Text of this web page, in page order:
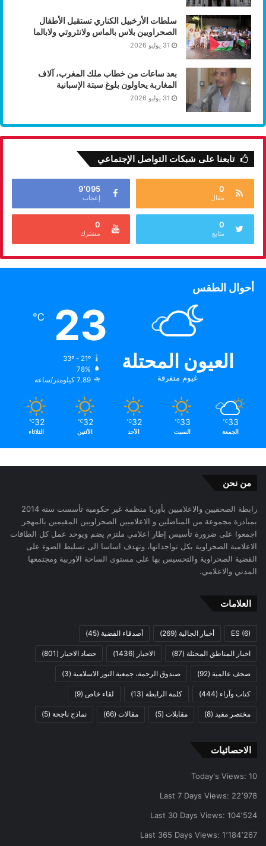
سلطات الأرخبيل الكناري تستقبل الأطفال
الصحراويين بلاس بالماس ولانثروتي ولابالما
31 يوليو 2026
بعد ساعات من خطاب ملك المغرب، آلاف
المغاربة يحاولون بلوغ سبتة الإسبانية
31 يوليو 2026
تابعنا على شبكات التواصل الإجتماعي
0
مقال
9٬095
إعجاب
0
متابع
0
مشترك
أحوال الطقس
العيون المحتلة
غيوم متفرقة
23
℃
33º - 21º
78%
7.89 كيلومتر/ساعة
33
℃
الجمعة
33
℃
السبت
32
℃
الأحد
32
℃
الأثنين
32
℃
الثلاثاء
من نحن
رابطة الصحفيين والاعلاميين بأوربا منظمة غير حكومية تأسست سنة 2014
بمبادرة مجموعة من المناضلين و الاعلاميين الصحراويين المقيمين بالمهجر
اجمعوا على ضرورة تأسيس إطار اعلامي ملتزم يضم ويوحد عمل كل الطاقات
الاعلامية الصحراوية بكل تواجداتها، وتهدف اساسا الى تسليط الضوء على
القضية الصحراوية والتحسيس بها على مستوى الساحة الاوربية ومجتمعها
المدني والاعلامي.
العلامات
ES (6) أخبار الجالية (269) أصدقاء القضية (45)
اخبار المناطق المحتلة (87) الاخبار (1436) حصاد الاخبار (801)
صحف عالمية (92) صندوق الرحمة، جمعية النور الاسلامية (3)
كتاب وآراء (444) كلمة الرابطة (13) لقاء خاص (9)
مختصر مفيد (8) مقابلات (5) مقالات (66) نماذج ناجحة (5)
الاحصائيات
Today's Views: 10
Last 7 Days Views: 22٬978
Last 30 Days Views: 104٬524
Last 365 Days Views: 1٬184٬267